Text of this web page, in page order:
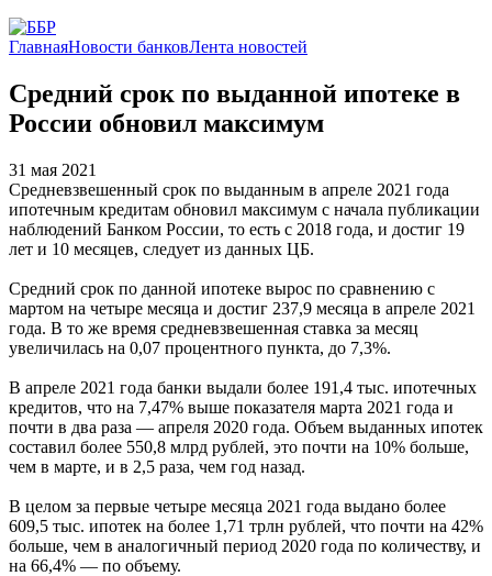
ГлавнаяНовости банковЛента новостей
Средний срок по выданной ипотеке в
России обновил максимум
31 мая 2021
Средневзвешенный срок по выданным в апреле 2021 года
ипотечным кредитам обновил максимум с начала публикации
наблюдений Банком России, то есть с 2018 года, и достиг 19
лет и 10 месяцев, следует из данных ЦБ.
Средний срок по данной ипотеке вырос по сравнению с
мартом на четыре месяца и достиг 237,9 месяца в апреле 2021
года. В то же время средневзвешенная ставка за месяц
увеличилась на 0,07 процентного пункта, до 7,3%.
В апреле 2021 года банки выдали более 191,4 тыс. ипотечных
кредитов, что на 7,47% выше показателя марта 2021 года и
почти в два раза — апреля 2020 года. Объем выданных ипотек
составил более 550,8 млрд рублей, это почти на 10% больше,
чем в марте, и в 2,5 раза, чем год назад.
В целом за первые четыре месяца 2021 года выдано более
609,5 тыс. ипотек на более 1,71 трлн рублей, что почти на 42%
больше, чем в аналогичный период 2020 года по количеству, и
на 66,4% — по объему.